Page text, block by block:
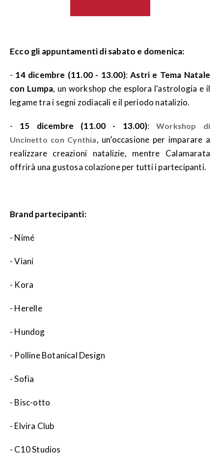
Ecco gli appuntamenti di sabato e domenica:
- 14 dicembre (11.00 - 13.00):Astri e Tema Natale
con Lumpa, un workshop che esplora l'astrologia e il
legame tra i segni zodiacali e il periodo natalizio.
- 15 dicembre (11.00 - 13.00): Workshop di
Uncinetto con Cynthia, un’occasione per imparare a
realizzare creazioni natalizie, mentre Calamarata
offrirà una gustosa colazione per tutti i partecipanti.
Brand partecipanti:
- Nimé
- Viani
- Kora
- Herelle
- Hundog
- Polline Botanical Design
- Sofia
- Bisc-otto
- Elvira Club
- C10 Studios